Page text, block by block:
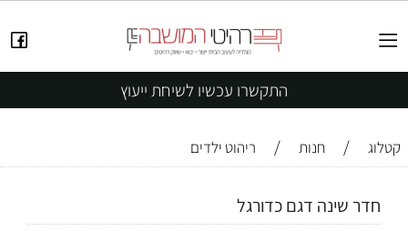
התקשרו עכשיו לשיחת ייעוץ
קטלוג / חנות / ריהוט ילדים
חדר שינה דגם כדורגל